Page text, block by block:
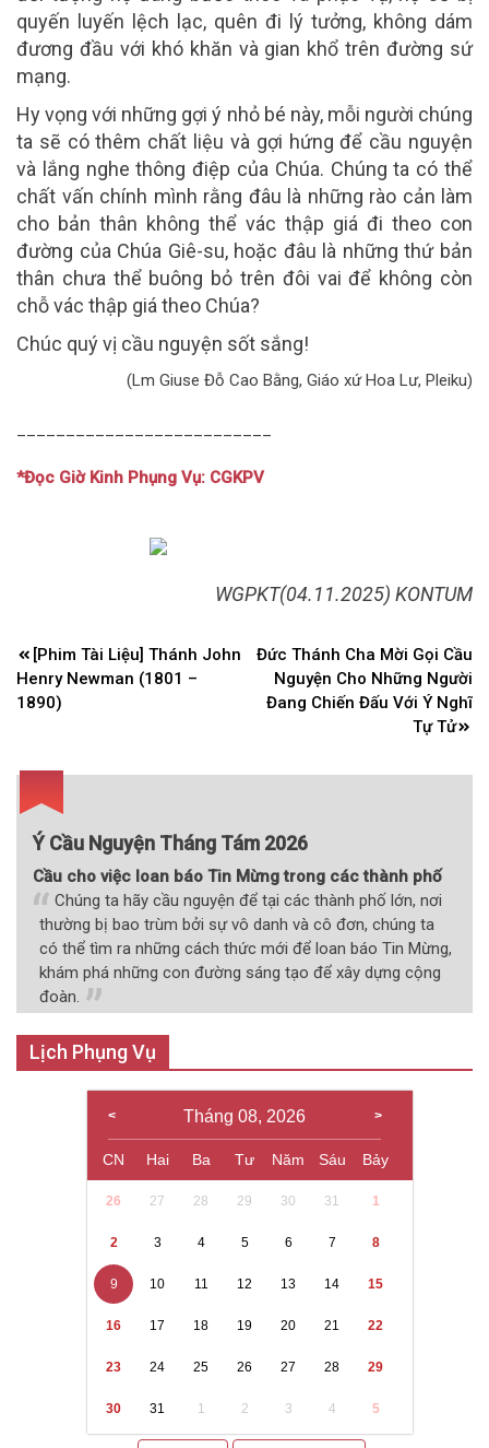
quyến luyến lệch lạc, quên đi lý tưởng, không dám
đương đầu với khó khăn và gian khổ trên đường sứ
mạng.
Hy vọng với những gợi ý nhỏ bé này, mỗi người chúng
ta sẽ có thêm chất liệu và gợi hứng để cầu nguyện
và lắng nghe thông điệp của Chúa. Chúng ta có thể
chất vấn chính mình rằng đâu là những rào cản làm
cho bản thân không thể vác thập giá đi theo con
đường của Chúa Giê-su, hoặc đâu là những thứ bản
thân chưa thể buông bỏ trên đôi vai để không còn
chỗ vác thập giá theo Chúa?
Chúc quý vị cầu nguyện sốt sắng!
(Lm Giuse Đỗ Cao Bằng, Giáo xứ Hoa Lư, Pleiku)
*Đọc Giờ Kinh Phụng Vụ: CGKPV
WGPKT(04.11.2025) KONTUM
Điều
hướng
bài
[Phim Tài Liệu] Thánh John
Henry Newman (1801 –
1890)
Đức Thánh Cha Mời Gọi Cầu
Nguyện Cho Những Người
Đang Chiến Đấu Với Ý Nghĩ
Tự Tử
Ý Cầu Nguyện Tháng Tám 2026
Cầu cho việc loan báo Tin Mừng trong các thành phố
Chúng ta hãy cầu nguyện để tại các thành phố lớn, nơi
thường bị bao trùm bởi sự vô danh và cô đơn, chúng ta
có thể tìm ra những cách thức mới để loan báo Tin Mừng,
khám phá những con đường sáng tạo để xây dựng cộng
đoàn.
Lịch Phụng Vụ
Tháng 08, 2026
CN Hai Ba Tư Năm Sáu Bảy
26 27 28 29 30 31 1
2 3 4 5 6 7 8
9 10 11 12 13 14 15
16 17 18 19 20 21 22
23 24 25 26 27 28 29
30 31 1 2 3 4 5